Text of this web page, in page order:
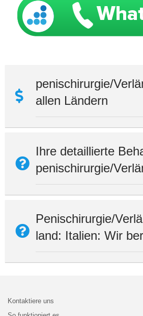
penischirurgie/
allen Ländern
Ihre detaillierte
penischirurgie/
Penischirurgie/
land: Italien: Wir
Kontaktiere uns